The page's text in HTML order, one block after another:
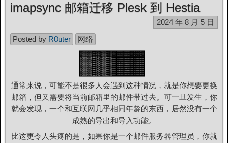
imapsync 邮箱迁移 Plesk 到 Hestia
2024 年 8 月 5 日
Posted by R0uter 网络
通常来说，可能不是很多人会遇到这种情况，就是你想要更换
邮箱，但又需要将当前邮箱里的邮件带过去。可一旦发生，你
就会发现，一个和互联网几乎相同年龄的东西，居然没有一个
成熟的导出和导入功能。
比这更令人头疼的是，如果你是一个邮件服务器管理员，你就